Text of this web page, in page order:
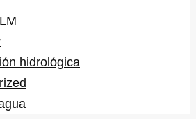
hidrológica